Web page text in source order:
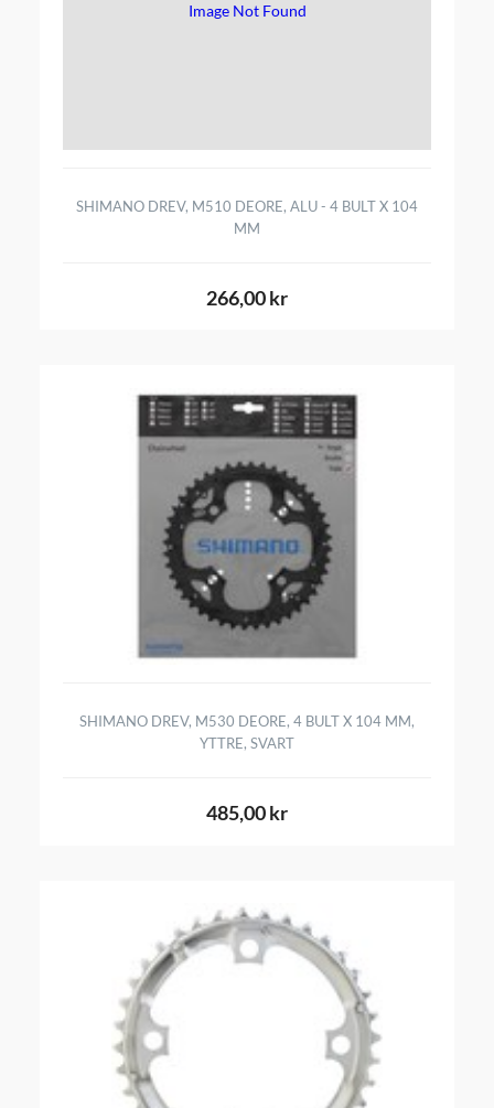
Image Not Found
SHIMANO DREV, M510 DEORE, ALU - 4 BULT X 104
MM
266,00 kr
SHIMANO DREV, M530 DEORE, 4 BULT X 104 MM,
YTTRE, SVART
485,00 kr